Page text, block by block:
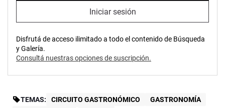
Iniciar sesión
Disfrutá de acceso ilimitado a todo el contenido de Búsqueda
y Galería.
Consultá nuestras opciones de suscripción.
TEMAS: CIRCUITO GASTRONÓMICO
GASTRONOMÍA